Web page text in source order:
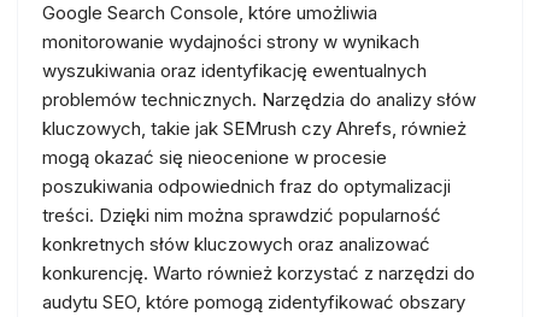
Google Search Console, które umożliwia
monitorowanie wydajności strony w wynikach
wyszukiwania oraz identyfikację ewentualnych
problemów technicznych. Narzędzia do analizy słów
kluczowych, takie jak SEMrush czy Ahrefs, również
mogą okazać się nieocenione w procesie
poszukiwania odpowiednich fraz do optymalizacji
treści. Dzięki nim można sprawdzić popularność
konkretnych słów kluczowych oraz analizować
konkurencję. Warto również korzystać z narzędzi do
audytu SEO, które pomogą zidentyfikować obszary